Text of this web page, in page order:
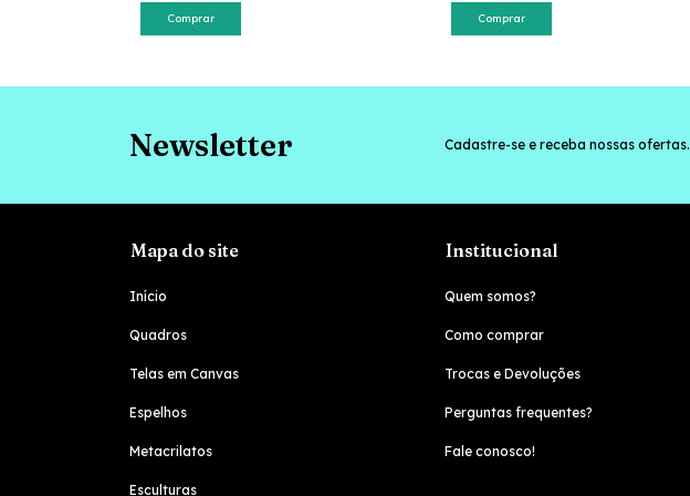
Comprar Comprar
Newsletter Cadastre-se e receba nossas ofertas.
Mapa do site
Início
Quadros
Telas em Canvas
Espelhos
Metacrilatos
Esculturas
Institucional
Quem somos?
Como comprar
Trocas e Devoluções
Perguntas frequentes?
Fale conosco!